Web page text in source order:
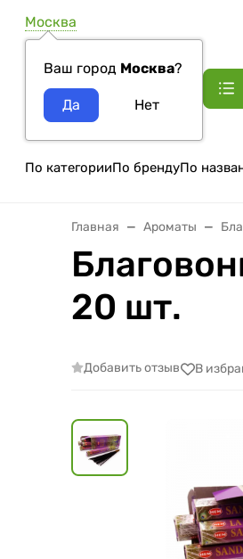
Москва
Ваш город Москва?
По категорииПо брендуПо
Главная Ароматы
20 шт.
Добавить отзыв В